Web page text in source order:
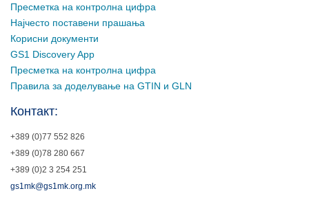
Пресметка на контролна цифра
Најчесто поставени прашања
Корисни документи
GS1 Discovery App
Пресметка на контролна цифра
Правила за доделување на GTIN и GLN
Контакт:
+389 (0)77 552 826
+389 (0)78 280 667
+389 (0)2 3 254 251
gs1mk@gs1mk.org.mk